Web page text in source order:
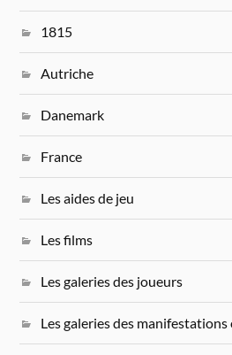
1815
Autriche
Danemark
France
Les aides de jeu
Les films
Les galeries des joueurs
Les galeries des